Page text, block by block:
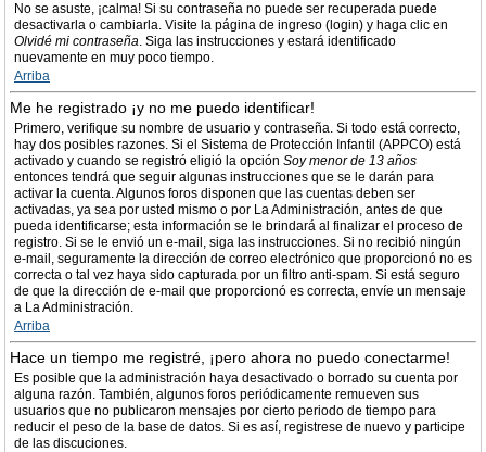
No se asuste, ¡calma! Si su contraseña no puede ser recuperada puede
desactivarla o cambiarla. Visite la página de ingreso (login) y haga clic en
Olvidé mi contraseña. Siga las instrucciones y estará identificado
nuevamente en muy poco tiempo.
Arriba
Me he registrado ¡y no me puedo identificar!
Primero, verifique su nombre de usuario y contraseña. Si todo está correcto,
hay dos posibles razones. Si el Sistema de Protección Infantil (APPCO) está
activado y cuando se registró eligió la opción Soy menor de 13 años
entonces tendrá que seguir algunas instrucciones que se le darán para
activar la cuenta. Algunos foros disponen que las cuentas deben ser
activadas, ya sea por usted mismo o por La Administración, antes de que
pueda identificarse; esta información se le brindará al finalizar el proceso de
registro. Si se le envió un e-mail, siga las instrucciones. Si no recibió ningún
e-mail, seguramente la dirección de correo electrónico que proporcionó no es
correcta o tal vez haya sido capturada por un filtro anti-spam. Si está seguro
de que la dirección de e-mail que proporcionó es correcta, envíe un mensaje
a La Administración.
Arriba
Hace un tiempo me registré, ¡pero ahora no puedo conectarme!
Es posible que la administración haya desactivado o borrado su cuenta por
alguna razón. También, algunos foros periódicamente remueven sus
usuarios que no publicaron mensajes por cierto periodo de tiempo para
reducir el peso de la base de datos. Si es así, registrese de nuevo y participe
de las discuciones.